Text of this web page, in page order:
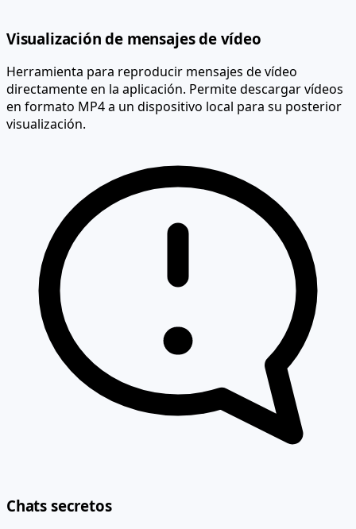
Visualización de mensajes de vídeo
Herramienta para reproducir mensajes de vídeo
directamente en la aplicación. Permite descargar vídeos
en formato MP4 a un dispositivo local para su posterior
visualización.
Chats secretos